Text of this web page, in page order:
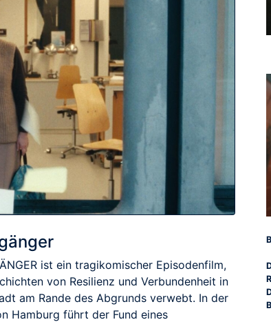
ist ein tragikomischer Episodenfilm,
von Resilienz und Verbundenheit in
am Rande des Abgrunds verwebt. In der
Hamburg führt der Fund eines